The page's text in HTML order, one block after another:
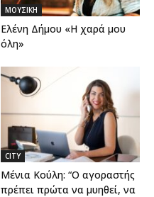
ΜΟΥΣΙΚΗ
Ελένη Δήμου «Η χαρά μου
όλη»
CITY
Μένια Κούλη: “Ο αγοραστής
πρέπει πρώτα να μυηθεί, να